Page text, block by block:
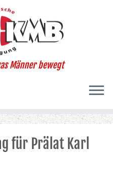
Männer bewegt
für Prälat Karl